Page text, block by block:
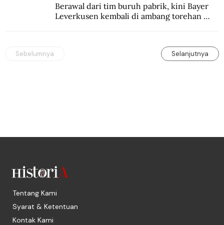
Berawal dari tim buruh pabrik, kini Bayer
Leverkusen kembali di ambang torehan
Sebelumnya Selanjutnya
Tentang Kami
Syarat & Ketentuan
Kontak Kami